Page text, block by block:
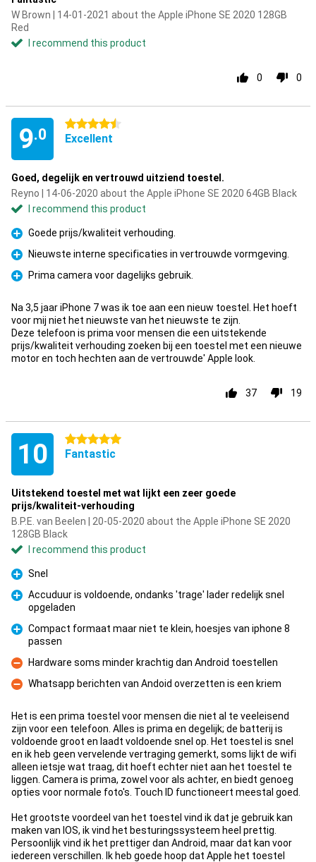
W Brown | 14-01-2021 about the Apple iPhone SE 2020 128GB
Red
I recommend this product
0 0
9.0
4.5 stars
Excellent
Goed, degelijk en vertrouwd uitziend toestel.
Reyno | 14-06-2020 about the Apple iPhone SE 2020 64GB Black
I recommend this product
Pro
Goede prijs/kwaliteit verhouding.
Pro
Nieuwste interne specificaties in vertrouwde vormgeving.
Pro
Prima camera voor dagelijks gebruik.
Na 3,5 jaar iPhone 7 was ik toe aan een nieuw toestel. Het hoeft
voor mij niet het nieuwste van het nieuwste te zijn.
Deze telefoon is prima voor mensen die een uitstekende
prijs/kwaliteit verhouding zoeken bij een toestel met een nieuwe
motor en toch hechten aan de vertrouwde' Apple look.
37 19
10 5 stars
Fantastic
Uitstekend toestel met wat lijkt een zeer goede
prijs/kwaliteit-verhouding
B.P.E. van Beelen | 20-05-2020 about the Apple iPhone SE 2020
128GB Black
I recommend this product
Pro
Snel
Accuduur is voldoende, ondanks 'trage' lader redelijk snel
opgeladen
Compact formaat maar niet te klein, hoesjes van iphone 8
passen
Con
Hardware soms minder krachtig dan Android toestellen
Con
Whatsapp berichten van Andoid overzetten is een kriem
Het is een prima toestel voor mensen die niet al te veeleisend
zijn voor een telefoon. Alles is prima en degelijk; de batterij is
voldoende groot en laadt voldoende snel op. Het toestel is snel
en ik heb geen vervelende vertraging gemerkt, soms lijkt de wifi
alleen ietsje wat traag, dit hoeft echter niet aan het toestel te
liggen. Camera is prima, zowel voor als achter, en biedt genoeg
opties voor normale foto's. Touch ID functioneert meestal goed.
Het grootste voordeel van het toestel vind ik dat je gebruik kan
maken van IOS, ik vind het besturingssysteem heel prettig.
Persoonlijk vind ik het prettiger dan Android, maar dat kan voor
iedereen verschillen. Ik heb goede hoop dat Apple het toestel